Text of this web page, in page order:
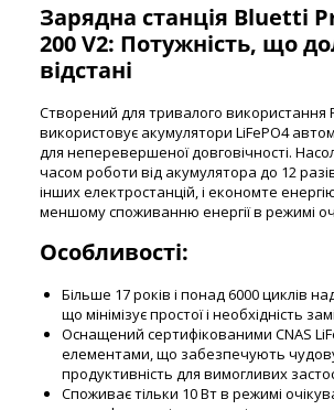
Зарядна станція Bluetti
200 V2: Потужність, що
відстані
Створений для тривалого використання
використовує акумулятори LiFePO4
для неперевершеної довговічності.
часом роботи від акумулятора до 12
інших електростанцій, і економте
меншому споживанню енергії в режимі
Особливості:
Більше 17 років і понад 6000 циклів
що мінімізує простої і необхідність
Оснащений сертифікованими CNAS
елементами, що забезпечують
продуктивність для вимогливих
Споживає тільки 10 Вт в режимі